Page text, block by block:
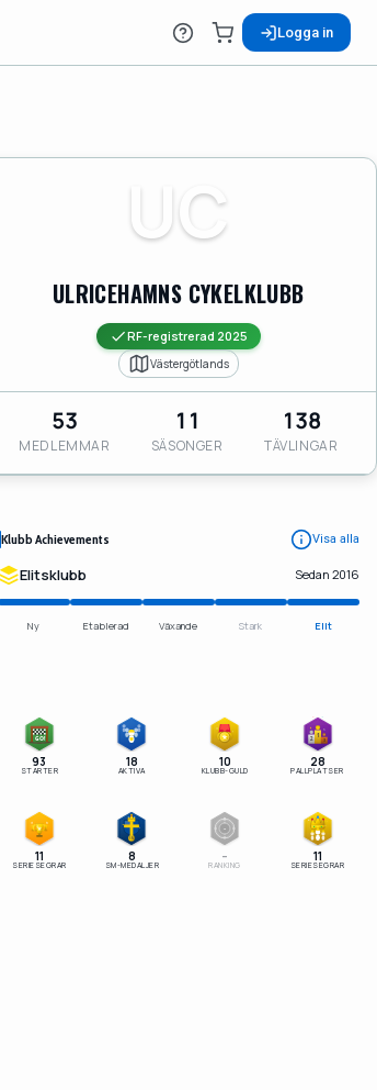
Logga in
UC
ULRICEHAMNS CYKELKLUBB
RF-registrerad 2025
Västergötlands
53
MEDLEMMAR
11
SÄSONGER
138
TÄVLINGAR
Klubb Achievements Visa alla
Elitsklubb Sedan 2016
Ny Etablerad Växande Stark Elit
GO!
93
STARTER
18
AKTIVA
10
KLUBB-GULD
2 1
3
28
PALLPLATSER
11
SERIESEGRAR
SM
8
SM-MEDALJER
–
–
RANKING
11
SERIESEGRAR